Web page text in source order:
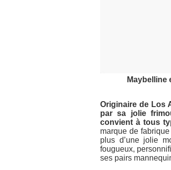
Maybelline
Originaire de Los
par sa jolie
convient à tous
marque de
plus d’une jolie
fougueux,
ses pairs